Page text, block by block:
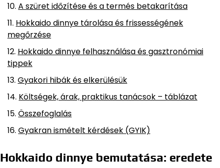
A szüret időzítése és a termés betakarítása
Hokkaido dinnye tárolása és frissességének
megőrzése
Hokkaido dinnye felhasználása és gasztronómiai
tippek
Gyakori hibák és elkerülésük
Költségek, árak, praktikus tanácsok – táblázat
Összefoglalás
Gyakran ismételt kérdések (GYIK)
Hokkaido dinnye bemutatása: eredete